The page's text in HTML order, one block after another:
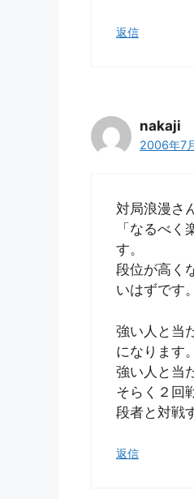
返信
nakaji
2006年7
対局浪漫さ
「なるべ
す。
段位が高く
いはずです。
強い人と当
になります。
強い人と当
そらく２回
段者と対戦
返信